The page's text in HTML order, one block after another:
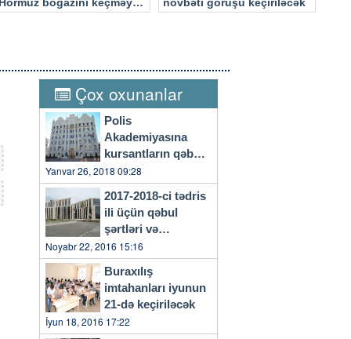
Çox oxunanlar
Polis
Akademiyasına
kursantların qəbulu
başlayıb
Yanvar 26, 2018 09:28
2017-2018-ci tədris
ili üçün qəbul
şərtləri və
qaydaları…
Noyabr 22, 2016 15:16
Buraxılış
imtahanları iyunun
21-də keçiriləcək
İyun 18, 2016 17:22